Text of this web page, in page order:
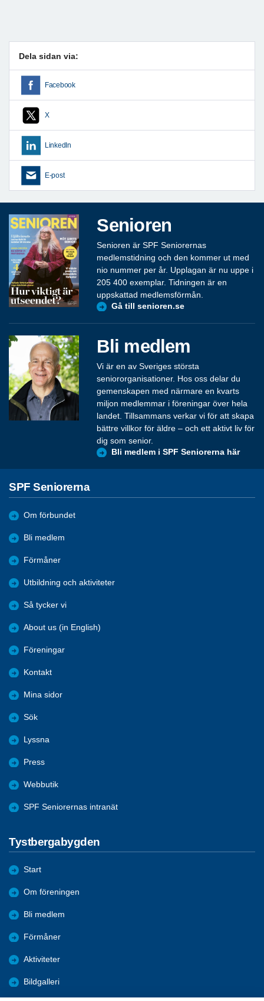
Dela sidan via:
Facebook
X
LinkedIn
E-post
Senioren
Senioren är SPF Seniorernas
medlemstidning och den kommer ut med
nio nummer per år. Upplagan är nu uppe i
205 400 exemplar. Tidningen är en
uppskattad medlemsförmån.
Gå till senioren.se
Bli medlem
Vi är en av Sveriges största
seniororganisationer. Hos oss delar du
gemenskapen med närmare en kvarts
miljon medlemmar i föreningar över hela
landet. Tillsammans verkar vi för att skapa
bättre villkor för äldre – och ett aktivt liv för
dig som senior.
Bli medlem i SPF Seniorerna här
SPF Seniorerna
Om förbundet
Bli medlem
Förmåner
Utbildning och aktiviteter
Så tycker vi
About us (in English)
Föreningar
Kontakt
Mina sidor
Sök
Lyssna
Press
Webbutik
SPF Seniorernas intranät
Tystbergabygden
Start
Om föreningen
Bli medlem
Förmåner
Aktiviteter
Bildgalleri